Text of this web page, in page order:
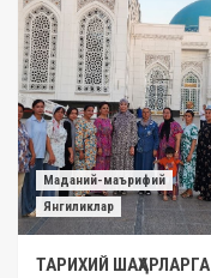
Маданий-маърифий
Янгиликлар
ТАРИХИЙ ШАҲАРЛАРГА